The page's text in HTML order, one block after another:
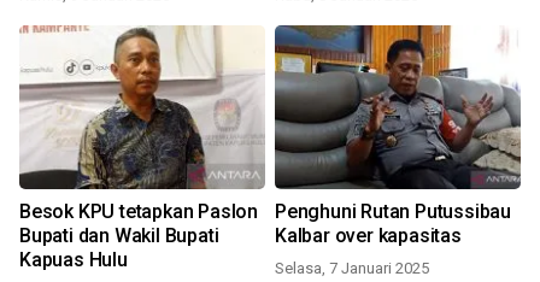
Besok KPU tetapkan Paslon
Bupati dan Wakil Bupati
Kapuas Hulu
Penghuni Rutan Putussibau
Kalbar over kapasitas
Selasa, 7 Januari 2025